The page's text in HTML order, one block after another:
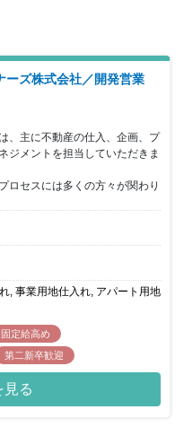
ーズ株式会社／開発営業
、主に不動産の仕入、企画、プ
ジメントを担当していただきま
ロセスには多くの方々が関わり
, 事業用地仕入れ, アパート用地
固定給高め
第二新卒歓迎
見る